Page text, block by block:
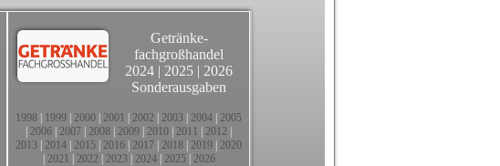
Getränke-
fachgroßhandel
2024 | 2025 | 2026
Sonderausgaben
1998 1999 2000 2001 2002 2003 2004 2005
2006 2007 2008 2009 2010 2011 2012
2013 2014 2015 2016 2017 2018 2019 2020
2021 2022 2023| 2024| 2025| 2026